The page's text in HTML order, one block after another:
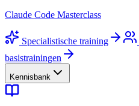
Claude Code Masterclass
Specialistische training
basistrainingen
Kennisbank